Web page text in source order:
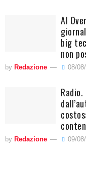
AI
big
non
by Redazione 08/
by Redazione 09/